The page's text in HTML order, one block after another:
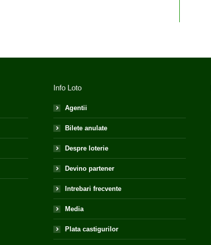
Info Loto
Agentii
Bilete anulate
Despre loterie
Devino partener
Intrebari frecvente
Media
Plata castigurilor